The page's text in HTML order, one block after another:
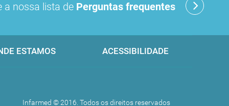
a nossa lista de Perguntas frequentes
ESTAMOS ACESSIBILIDADE
Infarmed © 2016. Todos os direitos reservados